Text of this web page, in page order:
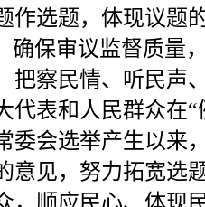
作选题，体现议题
确保审议监督质量
把察民情、听民声
代表和人民群众在
委会选举产生以来
意见，努力拓宽选